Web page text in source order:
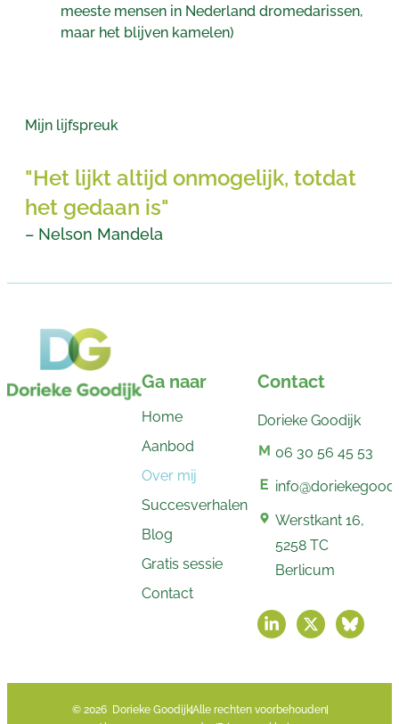
meeste mensen in Nederland dromedarissen,
maar het blijven kamelen)
Mijn lijfspreuk
"Het lijkt altijd onmogelijk, totdat
het gedaan is"
– Nelson Mandela
Ga naar
Home
Aanbod
Over mij
Succesverhalen
Blog
Gratis sessie
Contact
Contact
Dorieke Goodijk
06 30 56 45 53
Werstkant 16,
5258 TC
Berlicum
© 2026 Dorieke GoodijkAlle rechten voorbehouden